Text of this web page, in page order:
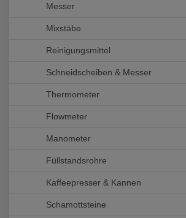
Messer
Mixstäbe
Reinigungsmittel
Schneidscheiben & Messer
Thermometer
Flowmeter
Manometer
Füllstandsrohre
Kaffeepresser & Kannen
Schamottsteine